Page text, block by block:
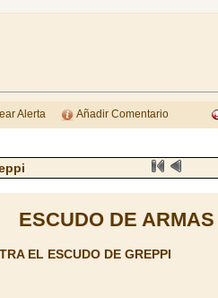
Alerta Añadir Comentario
ESCUDO DE
EL ESCUDO DE GREPPI